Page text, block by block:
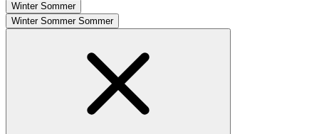
Winter Sommer
Winter Sommer Sommer